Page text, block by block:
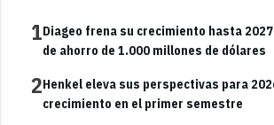
1Diageo frena su crecimiento hasta
de ahorro de 1.000 millones de dólares
2Henkel eleva sus perspectivas para
crecimiento en el primer semestre